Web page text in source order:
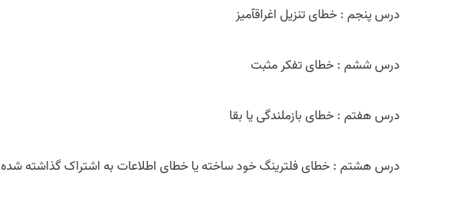
درس پنجم : خطای تنزیل اغراق­آمیز
درس ششم : خطای تفکر مثبت
درس هفتم : خطای بازملندگی یا بقا
درس هشتم : خطای فلترینگ خود ساخته یا خطای اطلاعات به اشتراک گذاشته شده